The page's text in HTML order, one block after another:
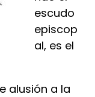
escudo
episcop
al, es el
alusión a la